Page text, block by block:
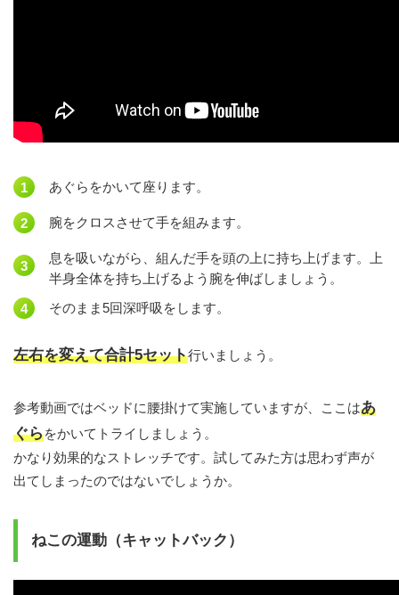
あぐらをかいて座ります。
腕をクロスさせて手を組みます。
息を吸いながら、組んだ手を頭の上に持ち上げます。上
半身全体を持ち上げるよう腕を伸ばしましょう。
そのまま5回深呼吸をします。
左右を変えて合計5セット行いましょう。
参考動画ではベッドに腰掛けて実施していますが、ここはあ
ぐらをかいてトライしましょう。
かなり効果的なストレッチです。試してみた方は思わず声が
出てしまったのではないでしょうか。
ねこの運動（キャットバック）